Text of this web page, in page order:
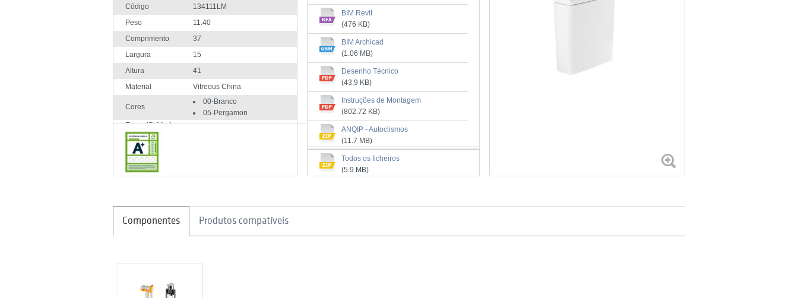
Código
134111LM
Peso
11.40
Comprimento
37
Largura
15
Altura
41
Material
Vitreous China
Cores
00-Branco
05-Pergamon
Especificidades:
Mecanismo incluido
BIM Revit
(476 KB)
BIM Archicad
(1.06 MB)
Desenho Técnico
(43.9 KB)
Instruções de Montagem
(802.72 KB)
ANQIP - Autoclismos
(11.7 MB)
Especificações técnicas
(4.96 MB)
Todos os ficheiros
(5.9 MB)
Componentes Produtos compatíveis